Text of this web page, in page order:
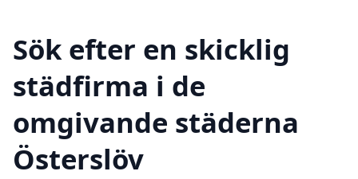
Sök efter en skicklig
städfirma i de
omgivande städerna
Österslöv